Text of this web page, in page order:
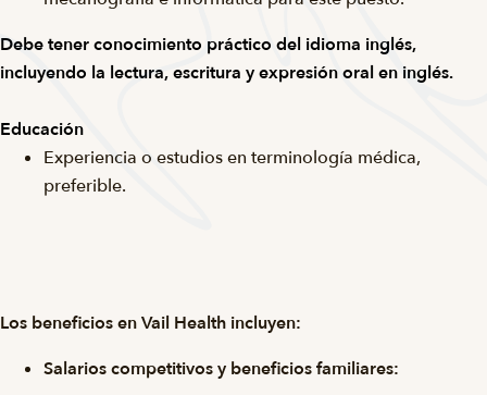
Debe tener conocimiento práctico del idioma inglés,
incluyendo la lectura, escritura y expresión oral en inglés.
Educación
Experiencia o estudios en terminología médica,
preferible.
Los beneficios en Vail Health incluyen:
Salarios competitivos y beneficios familiares: